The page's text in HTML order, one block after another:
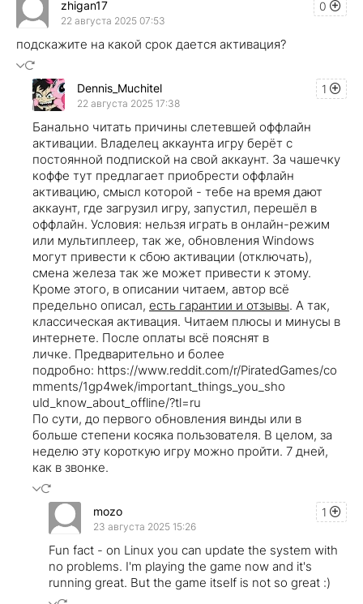
0
zhigan17
22 августа 2025 07:53
подскажите на какой срок дается активация?
1
Dennis_Muchitel
22 августа 2025 17:38
Банально читать причины слетевшей оффлайн
активации. Владелец аккаунта игру берёт с
постоянной подпиской на свой аккаунт. За чашечку
коффе тут предлагает приобрести оффлайн
активацию, смысл которой - тебе на время дают
аккаунт, где загрузил игру, запустил, перешёл в
оффлайн. Условия: нельзя играть в онлайн-режим
или мультиплеер, так же, обновления Windows
могут привести к сбою активации (отключать),
смена железа так же может привести к этому.
Кроме этого, в описании читаем, автор всё
предельно описал, есть гарантии и отзывы. А так,
классическая активация. Читаем плюсы и минусы в
интернете. После оплаты всё пояснят в
личке. Предварительно и более
подробно: https://www.reddit.com/r/PiratedGames/co
mments/1gp4wek/important_things_you_sho
uld_know_about_offline/?tl=ru
По сути, до первого обновления винды или в
больше степени косяка пользователя. В целом, за
неделю эту короткую игру можно пройти. 7 дней,
как в звонке.
1
mozo
23 августа 2025 15:26
Fun fact - on Linux you can update the system with
no problems. I'm playing the game now and it's
running great. But the game itself is not so great :)